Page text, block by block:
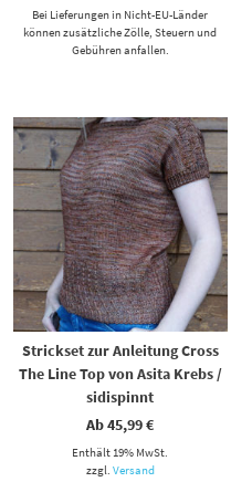
Bei Lieferungen in Nicht-EU-Länder
können zusätzliche Zölle, Steuern und
Gebühren anfallen.
Dieses Produkt weist mehrere Varianten auf. Die Optionen können auf der Produktseite gewählt werden
Strickset zur Anleitung Cross
The Line Top von Asita Krebs /
sidispinnt
Ab45,99€
Enthält 19% MwSt.
zzgl. Versand